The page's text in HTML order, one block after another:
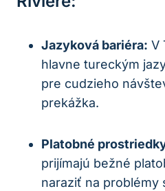
Jazyková bariéra: V
hlavne tureckým
pre cudzieho
prekážka.
Platobné
prijímajú bežné
naraziť na problémy